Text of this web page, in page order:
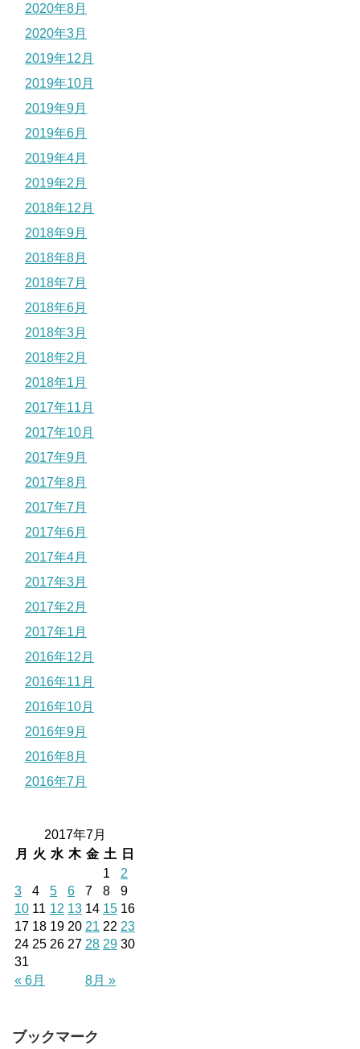
2020年8月
2020年3月
2019年12月
2019年10月
2019年9月
2019年6月
2019年4月
2019年2月
2018年12月
2018年9月
2018年8月
2018年7月
2018年6月
2018年3月
2018年2月
2018年1月
2017年11月
2017年10月
2017年9月
2017年8月
2017年7月
2017年6月
2017年4月
2017年3月
2017年2月
2017年1月
2016年12月
2016年11月
2016年10月
2016年9月
2016年8月
2016年7月
2017年7月
月
火 水 木 金 土 日
« 6月 8月 »
1
2
3
4 5 6 7 8
9
10 11 12 13 14 15 16
17 18 19 20 21 22 23
24 25 26 27 28 29 30
31
ブックマーク